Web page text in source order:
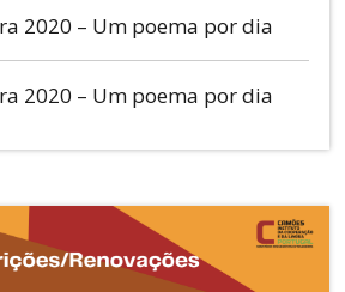
2020 – Um poema por dia
2020 – Um poema por dia